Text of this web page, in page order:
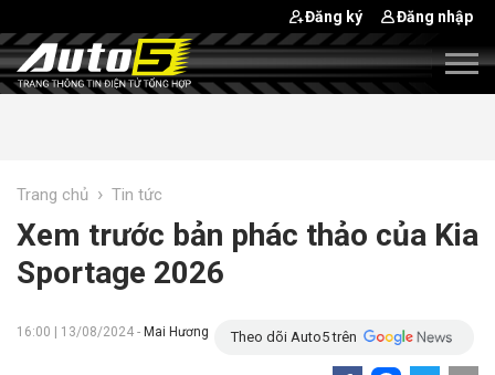
Đăng ký Đăng nhập
Trang chủ › Tin tức
Xem trước bản phác thảo của Kia
Sportage 2026
16:00 | 13/08/2024 - Mai Hương Theo dõi Auto5 trên